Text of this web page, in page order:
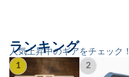
人気上昇中のギアをチェック！
ランキング
1 2